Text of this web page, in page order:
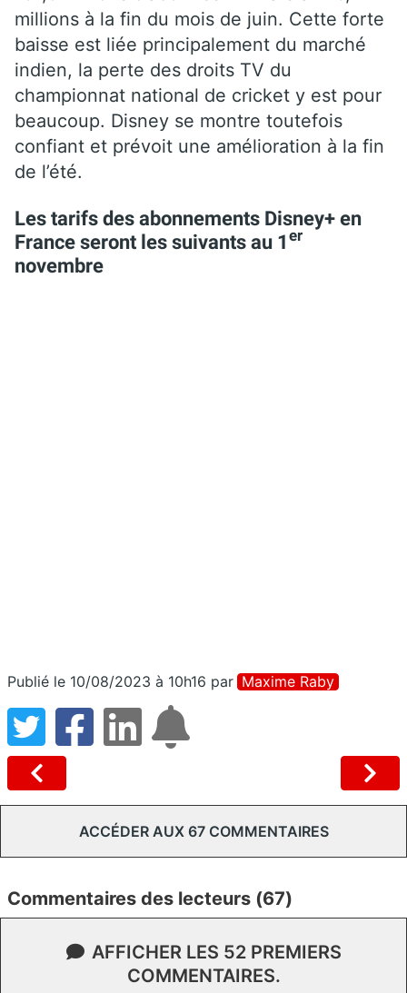
millions à la fin du mois de juin. Cette forte
baisse est liée principalement du marché
indien, la perte des droits TV du
championnat national de cricket y est pour
beaucoup. Disney se montre toutefois
confiant et prévoit une amélioration à la fin
de l’été.
Les tarifs des abonnements Disney+ en
France seront les suivants au 1 er
novembre
Publié le 10/08/2023 à 10h16 par Maxime Raby
ACCÉDER AUX 67 COMMENTAIRES
Commentaires des lecteurs (67)
AFFICHER LES 52 PREMIERS
COMMENTAIRES.